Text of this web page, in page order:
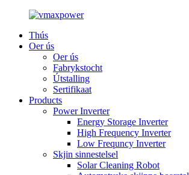
Thús
Oer ús
Oer ús
Fabrykstocht
Útstalling
Sertifikaat
Products
Power Inverter
Energy Storage Inverter
High Frequency Inverter
Low Frequncy Inverter
Skjin sinnestelsel
Solar Cleaning Robot